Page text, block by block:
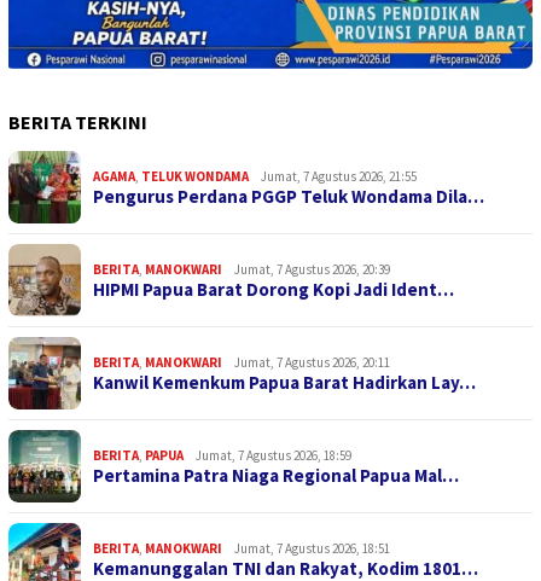
BERITA TERKINI
AGAMA, TELUK WONDAMA Jumat, 7 Agustus 2026, 21:55
Pengurus Perdana PGGP Teluk Wondama Dila…
BERITA, MANOKWARI Jumat, 7 Agustus 2026, 20:39
HIPMI Papua Barat Dorong Kopi Jadi Ident…
BERITA, MANOKWARI Jumat, 7 Agustus 2026, 20:11
Kanwil Kemenkum Papua Barat Hadirkan Lay…
BERITA, PAPUA Jumat, 7 Agustus 2026, 18:59
Pertamina Patra Niaga Regional Papua Mal…
BERITA, MANOKWARI Jumat, 7 Agustus 2026, 18:51
Kemanunggalan TNI dan Rakyat, Kodim 1801…